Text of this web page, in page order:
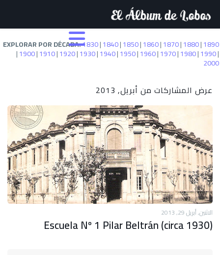
EXPLORAR POR DÉCADA:1830|1840|1850|1860|1870|1880|1890
|1900|1910|1920|1930|1940|1950|1960|1970|1980|1990|
2000
عرض المشاركات من أبريل, 2013
الاثنين, أبريل 29, 2013
Escuela Nº 1 Pilar Beltrán (circa 1930)